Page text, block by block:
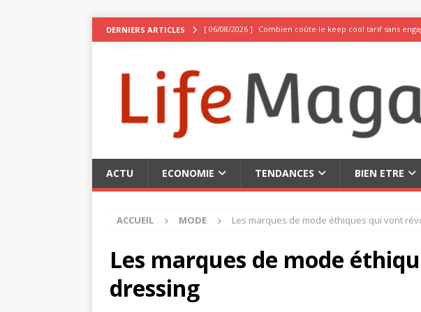
DERNIERS ARTICLES [ 06/08/2026 ] Combien coûte le keep cool tarif sans
[ 02/08/2026 ] 10 expériences inoubliables au Japon en
[ 02/08/2026 ] Pseudo stylé : 50 idées originales pour vos
[ 06/08/2026 ] Top 3 des meilleurs sites de rencontre
ACTU ECONOMIE TENDANCES BIEN ETRE
ACCUEIL MODE Les marques de mode éthiques qui vont
Les marques de mode
dressing